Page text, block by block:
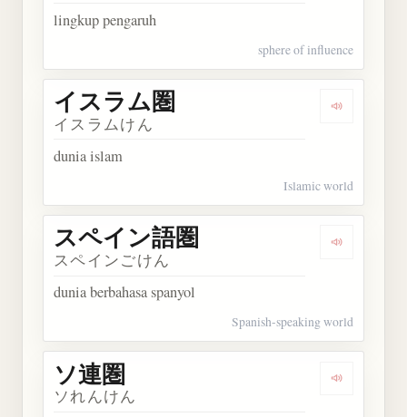
lingkup pengaruh
sphere of influence
Dengarkan
イスラム圏
イスラムけん
dunia islam
Islamic world
Dengarkan
スペイン語圏
スペインごけん
dunia berbahasa spanyol
Spanish-speaking world
Dengarkan
ソ連圏
ソれんけん